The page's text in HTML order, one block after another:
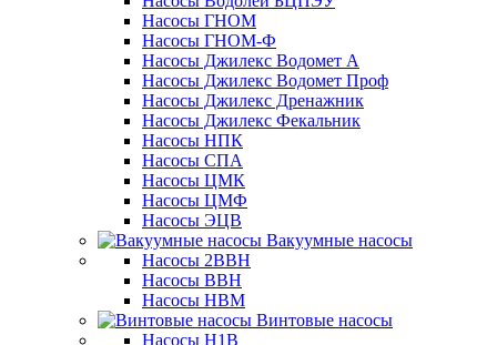
Насосы ГНОМ
Насосы ГНОМ-Ф
Насосы Джилекс Водомет А
Насосы Джилекс Водомет Проф
Насосы Джилекс Дренажник
Насосы Джилекс Фекальник
Насосы НПК
Насосы СПА
Насосы ЦМК
Насосы ЦМФ
Насосы ЭЦВ
Вакуумные насосы
Насосы 2ВВН
Насосы ВВН
Насосы НВМ
Винтовые насосы
Насосы Н1В